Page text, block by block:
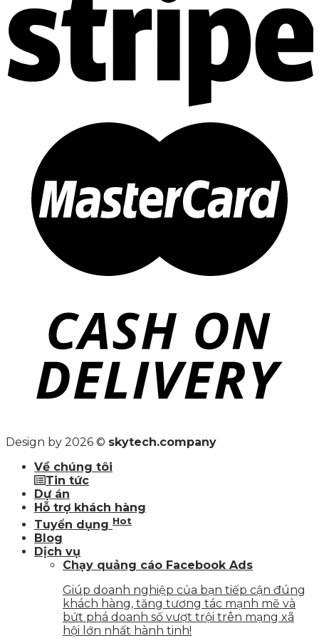
Design by 2026 © skytech.company
Về chúng tôi
Tin tức
Dự án
Hỗ trợ khách hàng
Tuyển dụng Hot
Blog
Dịch vụ
Chạy quảng cáo Facebook Ads
Giúp doanh nghiệp của bạn tiếp cận đúng
khách hàng, tăng tương tác mạnh mẽ và
bứt phá doanh số vượt trội trên mạng xã
hội lớn nhất hành tinh!